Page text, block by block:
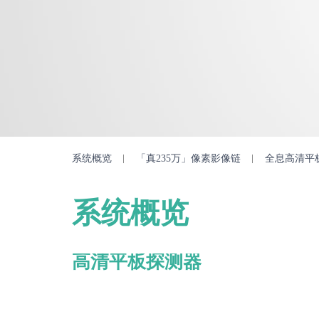
系统概览 「真235万」像素影像链 全息高清平
系统概览
高清平板探测器